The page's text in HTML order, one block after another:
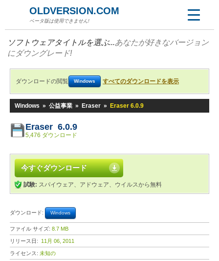
OLDVERSION.COM
ベータ版は使用できません!
ソフトウェアタイトルを選ぶ...あなたが好きなバージョン
にダウングレード!
ダウンロードの閲覧 Windows すべてのダウンロードを表示
Windows » 公益事業 » Eraser » Eraser 6.0.9
Eraser 6.0.9
5,476 ダウンロード
今すぐダウンロード
試験: スパイウェア、アドウェア、ウイルスから無料
ダウンロード: Windows
ファイル サイズ: 8.7 MB
リリース日: 11月 06, 2011
ライセンス: 未知の